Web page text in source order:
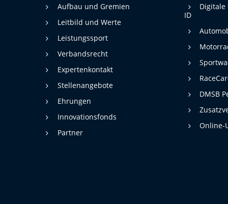
Aufbau und Gremien
Leitbild und Werte
Leistungssport
Verbandsrecht
Expertenkontakt
Stellenangebote
Ehrungen
Innovationsfonds
Partner
Digitale
ID
DMSB
Online-